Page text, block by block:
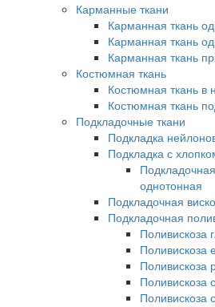
Карманные ткани
Карманная ткань
Карманная ткань
Карманная ткань
Костюмная ткань
Костюмная ткань в
Костюмная ткань
Подкладочные ткани
Подкладка
Подкладка с
однотонная
Подкладочная
Подкладочная
Поливискоза
Поливискоза
Поливискоза
Поливискоза
Поливискоза